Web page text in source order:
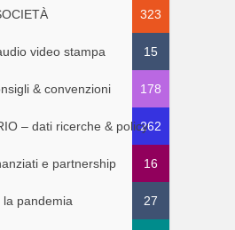
323
video stampa 15
& convenzioni 178
– dati ricerche & policy262
e partnership 16
pandemia 27